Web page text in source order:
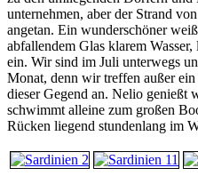
unternehmen, aber der Strand
angetan. Ein wunderschöner
abfallendem Glas klarem
ein. Wir sind im Juli unterwegs
Monat, denn wir treffen außer
dieser Gegend an. Nelio genießt
schwimmt alleine zum großen
Rücken liegend stundenlang im